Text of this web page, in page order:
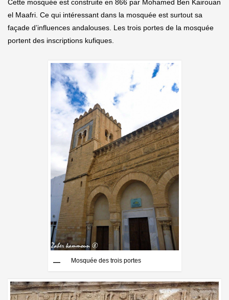
Cette mosquée est construite en 866 par Mohamed Ben Kairouan
el Maafri. Ce qui intéressant dans la mosquée est surtout sa
façade d’influences andalouses. Les trois portes de la mosquée
portent des inscriptions kufiques.
Mosquée des trois portes